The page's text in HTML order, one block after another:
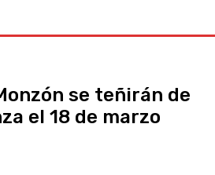
se teñirán de
el 18 de marzo